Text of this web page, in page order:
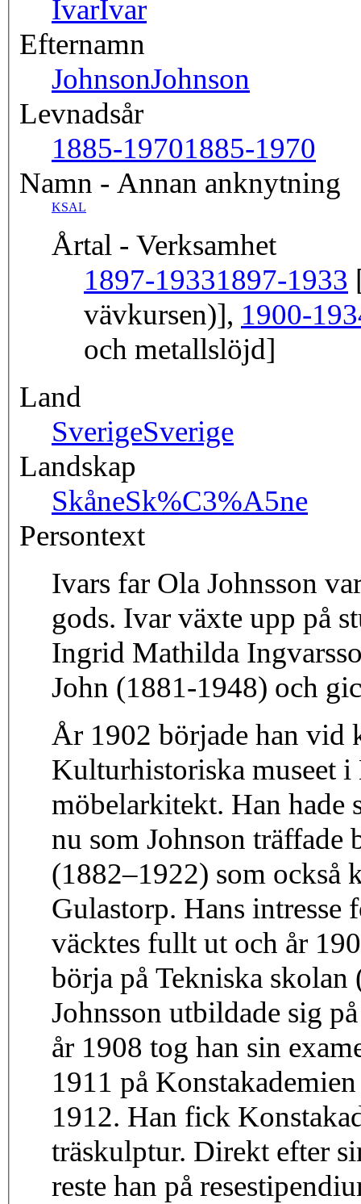
IvarIvar
Efternamn
JohnsonJohnson
Levnadsår
1885-19701885-1970
Namn - Annan anknytning
KSAL
Årtal - Verksamhet
1897-19331897-1933
vävkursen)], 1900-
och metallslöjd]
Land
SverigeSverige
Landskap
SkåneSk%C3%A5ne
Persontext
Ivars far Ola Johnsson
gods. Ivar växte upp på
Ingrid Mathilda
John (1881-1948) och
År 1902 började han vid
Kulturhistoriska museet
möbelarkitekt. Han hade
nu som Johnson
(1882–1922) som också
Gulastorp. Hans
väcktes fullt ut och år
börja på Tekniska
Johnsson utbildade sig
år 1908 tog han sin
1911 på
1912. Han fick
träskulptur. Direkt efter
reste han på